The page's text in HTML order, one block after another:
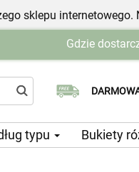
sklepu
Gdzie
Wybierz
typu Bukiety